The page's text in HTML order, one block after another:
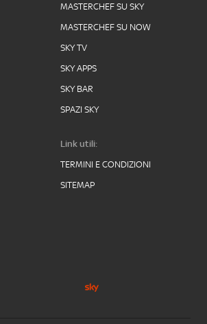
MASTERCHEF SU SKY
MASTERCHEF SU NOW
SKY TV
SKY APPS
SKY BAR
SPAZI SKY
Link utili:
TERMINI E CONDIZIONI
SITEMAP